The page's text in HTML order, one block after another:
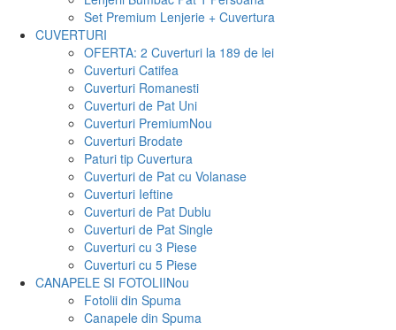
Set Premium Lenjerie + Cuvertura
CUVERTURI
OFERTA: 2 Cuverturi la 189 de lei
Cuverturi Catifea
Cuverturi Romanesti
Cuverturi de Pat Uni
Cuverturi PremiumNou
Cuverturi Brodate
Paturi tip Cuvertura
Cuverturi de Pat cu Volanase
Cuverturi Ieftine
Cuverturi de Pat Dublu
Cuverturi de Pat Single
Cuverturi cu 3 Piese
Cuverturi cu 5 Piese
CANAPELE SI FOTOLIINou
Fotolii din Spuma
Canapele din Spuma